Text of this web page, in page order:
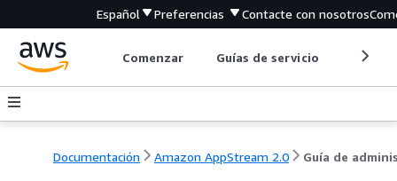
Español Preferencias Contacte con nosotros
Comenzar Guías de servicio
Documentación Amazon AppStream 2.0